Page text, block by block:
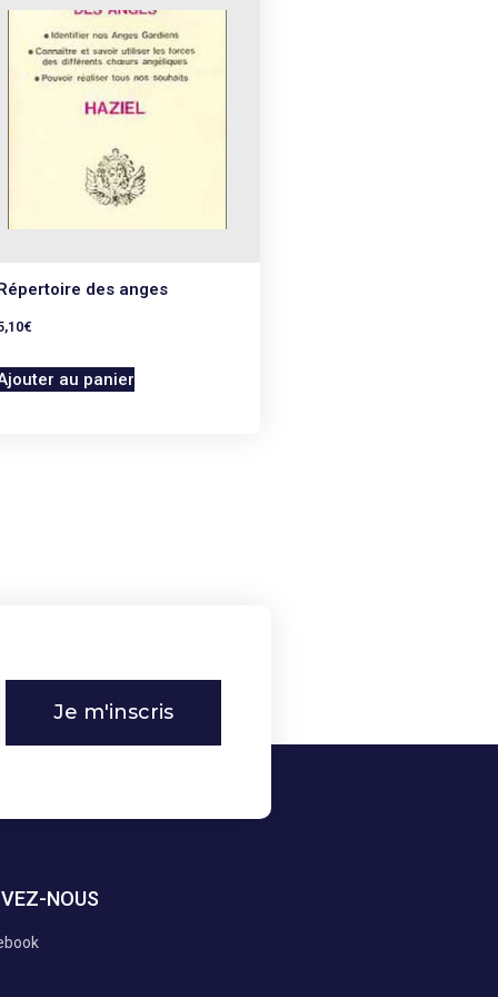
Répertoire des anges
€
au panier
Je m'inscris
NOUS